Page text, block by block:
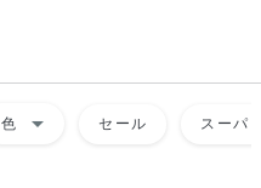
色 arrow_drop_down セール スーパ